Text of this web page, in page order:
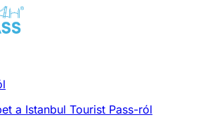
a Istanbul Tourist Pass-ról